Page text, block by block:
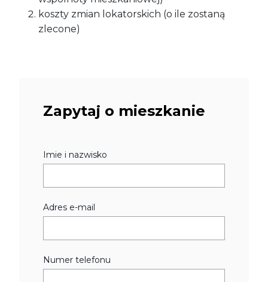
koszty zmian lokatorskich (o ile zostaną
zlecone)
Zapytaj o mieszkanie
Imie i nazwisko
Adres e-mail
Numer telefonu